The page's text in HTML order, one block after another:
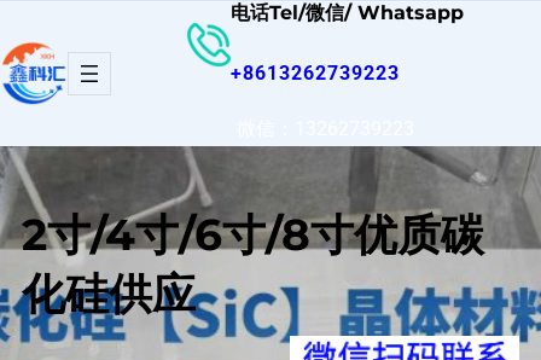
电话Tel/微信/ Whatsapp
+8613262739223
2寸/4寸/6寸/8寸优质碳
化硅供应